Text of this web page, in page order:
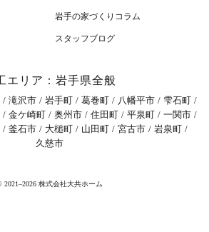
岩⼿の家づくりコラム
スタッフブログ
エリア：岩手県全般
滝沢市 岩手町 葛巻町 八幡平市
雫石町
金ケ崎町 奥州市 住田町 平泉町
一関市
釜石市 大槌町 山田町 宮古市
岩泉町
久慈市
2021–2026 株式会社大共ホーム